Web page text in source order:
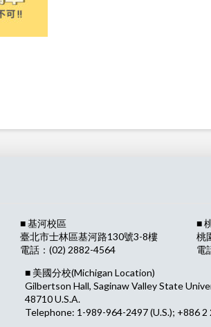
■ 基河校區
臺北市士林區基河路130號3-8樓
電話：(02) 2882-4564
■
桃
電
■ 美國分校(Michigan Location)
Gilbertson Hall, Saginaw Valley State
48710 U.S.A.
Telephone: 1-989-964-2497 (U.S.); +886 2